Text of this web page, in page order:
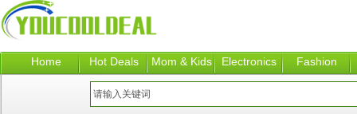
Home Hot Deals Mom & Kids Electronics Fashion